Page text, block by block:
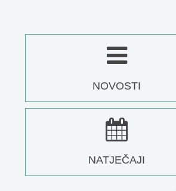
NOVOSTI
NATJEČAJI